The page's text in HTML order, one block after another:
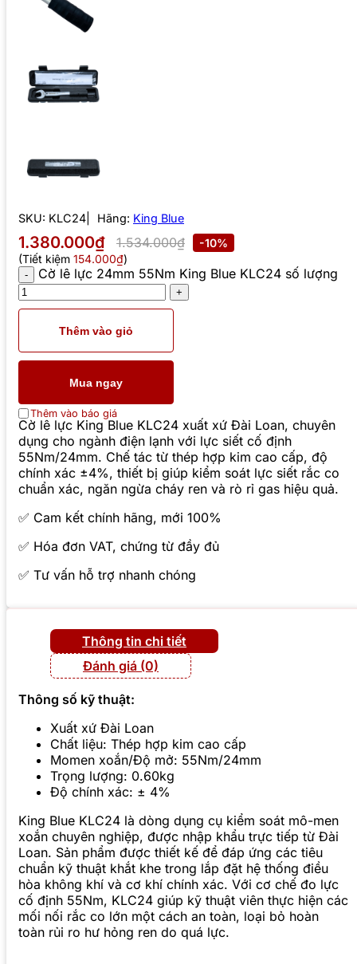
SKU: KLC24 Hãng: King Blue
1.380.000₫ 1.534.000₫
-10%
(Tiết kiệm 154.000₫)
Cờ lê lực 24mm 55Nm King Blue KLC24 số lượng
Thêm vào giỏ
Mua ngay
Thêm vào báo giá
Cờ lê lực King Blue KLC24 xuất xứ Đài Loan, chuyên
dụng cho ngành điện lạnh với lực siết cố định
55Nm/24mm. Chế tác từ thép hợp kim cao cấp, độ
chính xác ±4%, thiết bị giúp kiểm soát lực siết rắc co
chuẩn xác, ngăn ngừa cháy ren và rò rỉ gas hiệu quả.
✅ Cam kết chính hãng, mới 100%
✅ Hóa đơn VAT, chứng từ đầy đủ
✅ Tư vấn hỗ trợ nhanh chóng
Thông tin chi tiết
Đánh giá (0)
Thông số kỹ thuật:
Xuất xứ Đài Loan
Chất liệu: Thép hợp kim cao cấp
Momen xoắn/Độ mở: 55Nm/24mm
Trọng lượng: 0.60kg
Độ chính xác: ± 4%
King Blue KLC24 là dòng dụng cụ kiểm soát mô-men
xoắn chuyên nghiệp, được nhập khẩu trực tiếp từ Đài
Loan. Sản phẩm được thiết kế để đáp ứng các tiêu
chuẩn kỹ thuật khắt khe trong lắp đặt hệ thống điều
hòa không khí và cơ khí chính xác. Với cơ chế đo lực
cố định 55Nm, KLC24 giúp kỹ thuật viên thực hiện các
mối nối rắc co lớn một cách an toàn, loại bỏ hoàn
toàn rủi ro hư hỏng ren do quá lực.